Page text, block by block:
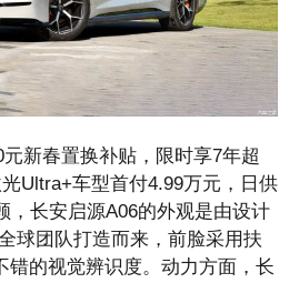
新春置换补贴，限时享7年超
Ultra+车型首付4.99万元，日供
，长安启源A06的外观是由设计
球团队打造而来，前脸采用扶
错的视觉辨识度。动力方面，长